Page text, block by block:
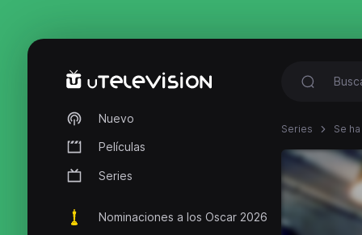
Nuevo
Películas
Series
Nominaciones a los Oscar 2026
Series Se